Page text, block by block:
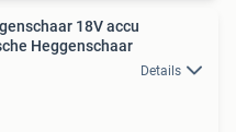
18V accu
Heggenschaar
Details